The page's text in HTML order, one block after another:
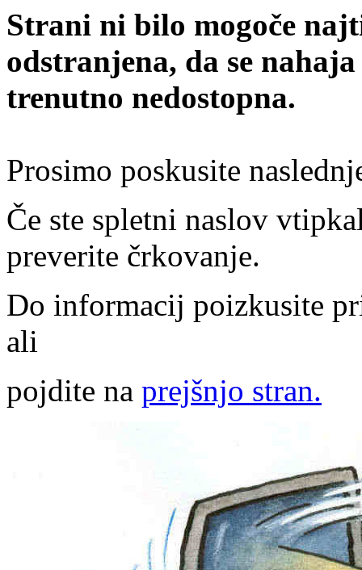
Strani ni bilo mogoče
odstranjena, da se
trenutno nedostopna.
Prosimo poskusite
Če ste spletni naslov
preverite črkovanje.
Do informacij poizkusite
ali
pojdite na prejšnjo stran.